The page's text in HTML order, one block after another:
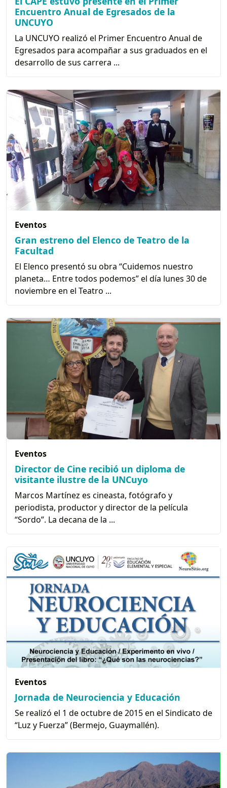
Encuentro Anual de Egresados de la
UNCUYO
La UNCUYO realizó el Primer Encuentro Anual de
Egresados para acompañar a sus graduados en el
desarrollo de sus carrera ...
Eventos
Gran estreno del Elenco de Teatro de la
Facultad
El Elenco presentó su obra “Cuidemos nuestro
planeta… Entre todos podemos” el día lunes 30 de
noviembre en el Teatro ...
Eventos
Director de Cine recibió un diploma de
visitante ilustre de la UNCuyo
Marcos Martínez es cineasta, fotógrafo y
periodista, productor y director de la película
“Sordo”. La decana de la ...
Eventos
Jornada de Neurociencia y Educación
Se realizó el 1 de octubre de 2015 en el Sindicato de
“Luz y Fuerza” (Bermejo, Guaymallén).